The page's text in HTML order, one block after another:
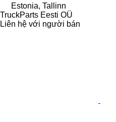
Estonia, Tallinn
TruckParts Eesti OÜ
Liên hệ với người bán